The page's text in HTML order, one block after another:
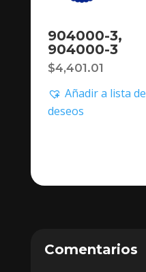
904000-3,
904000-3
$4,401.01
Añadir a lista de
deseos
Comentarios